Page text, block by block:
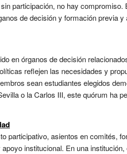
participación, no hay
de decisión y formación previa
en órganos de decisión
reflejen las necesidades y
sean estudiantes elegidos
o la Carlos III, este quórum ha
participativo, asientos en comités,
institucional. En una